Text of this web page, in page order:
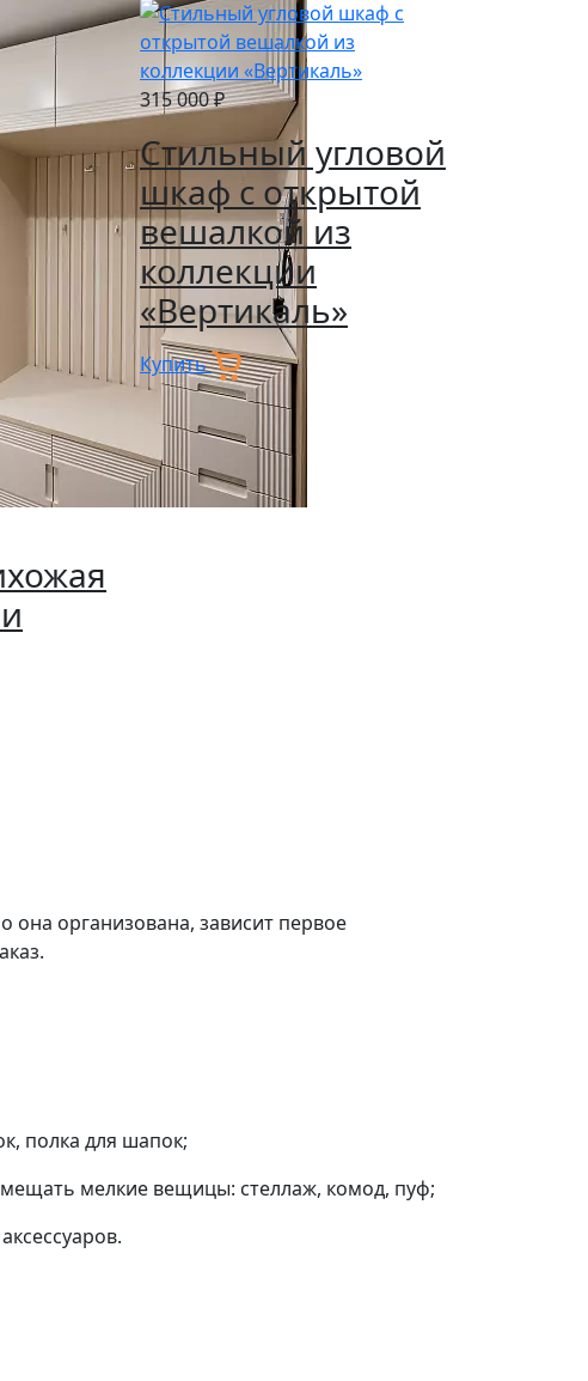
315 000 ₽
Стильный угловой
шкаф с открытой
вешалкой из
коллекции
«Вертикаль»
Купить
она организована, зависит первое
полка для шапок;
мелкие вещицы: стеллаж, комод, пуф;